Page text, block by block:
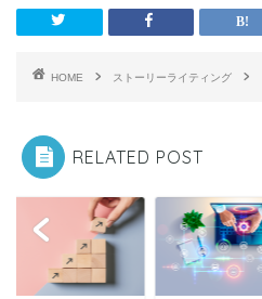
HOME ストーリーライティング
RELATED POST